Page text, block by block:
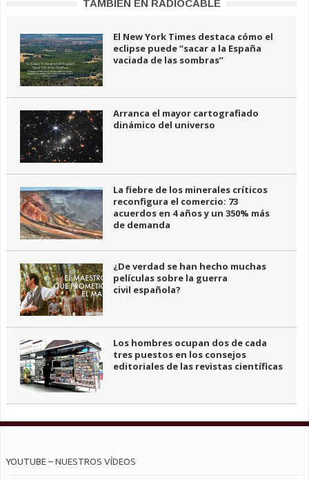
TAMBIÉN EN RADIOCABLE
El New York Times destaca cómo el
eclipse puede “sacar a la España
vaciada de las sombras”
Arranca el mayor cartografiado
dinámico del universo
La fiebre de los minerales críticos
reconfigura el comercio: 73
acuerdos en 4 años y un 350% más
de demanda
¿De verdad se han hecho muchas
películas sobre la guerra
civil española?
Los hombres ocupan dos de cada
tres puestos en los consejos
editoriales de las revistas científicas
YOUTUBE – NUESTROS VÍDEOS